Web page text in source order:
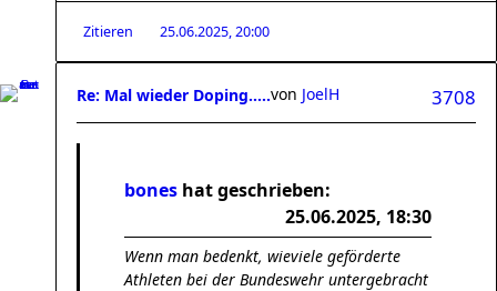
Zitieren 25.06.2025, 20:00
Re: Mal wieder Doping..... 3708
von JoelH
bones hat geschrieben:
25.06.2025, 18:30
Wenn man bedenkt, wieviele geförderte
Athleten bei der Bundeswehr untergebracht